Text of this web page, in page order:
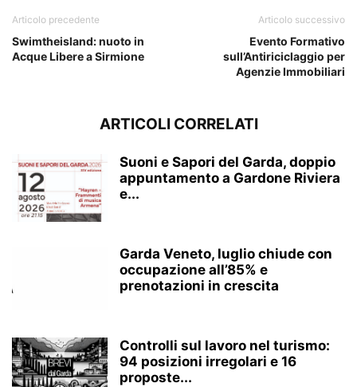
Articolo precedente
Swimtheisland: nuoto in
Acque Libere a Sirmione
Articolo successivo
Evento Formativo
sull’Antiriciclaggio per
Agenzie Immobiliari
ARTICOLI CORRELATI
Suoni e Sapori del Garda, doppio
appuntamento a Gardone Riviera
e...
Garda Veneto, luglio chiude con
occupazione all’85% e
prenotazioni in crescita
Controlli sul lavoro nel turismo:
94 posizioni irregolari e 16
proposte...